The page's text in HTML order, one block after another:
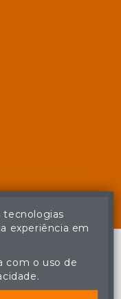
reservados
conteúdo deste site
tecnologias
experiência em
com o uso de